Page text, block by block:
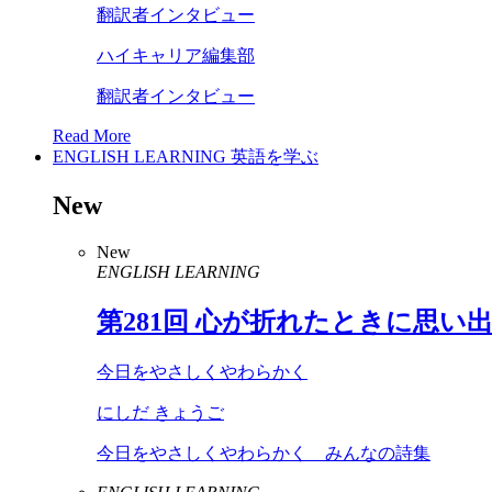
翻訳者インタビュー
ハイキャリア編集部
翻訳者インタビュー
Read More
ENGLISH LEARNING 英語を学ぶ
New
New
ENGLISH LEARNING
第281 回 心が折れたときに思い
今日をやさしくやわらかく
にしだ きょうご
今日をやさしくやわらかく みんなの詩集